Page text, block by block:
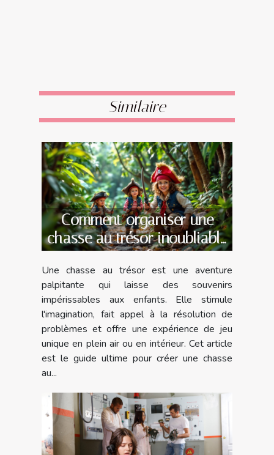
Similaire
Comment organiser une
chasse au trésor inoubliable
pour enfants
Une chasse au trésor est une aventure
palpitante qui laisse des souvenirs
impérissables aux enfants. Elle stimule
l'imagination, fait appel à la résolution de
problèmes et offre une expérience de jeu
unique en plein air ou en intérieur. Cet article
est le guide ultime pour créer une chasse
au...